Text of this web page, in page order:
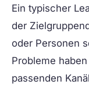
Ein typischer
der
oder Personen
Probleme
passenden